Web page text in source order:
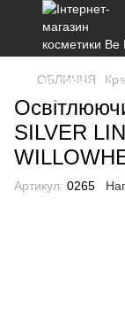
ОБЛИЧЧЯ
SILVER
Артикул: 0265